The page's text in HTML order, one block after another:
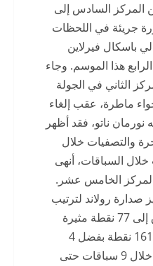
من المركز السادس إلى
جريئة في اللحظات
باسكال فيرلاين
هذا الموسم. وجاء
الثاني في الجولة
ماطرة، عقب إلغاء
نورمان ناتو، فقد أظهر
والتصفيات خلال
خلال السباقات، أنهى
المركز الخامس عشر.
صدارة رولاند لترتيب
السائقين، حيث وسّع الفارق إلى 77 نقطة مثيرة
للإعجاب، رافعاً رصيده إلى 161 نقطة بفضل 4
انتصارات و3 مراكز وصافة خلال 9 سباقات حتى